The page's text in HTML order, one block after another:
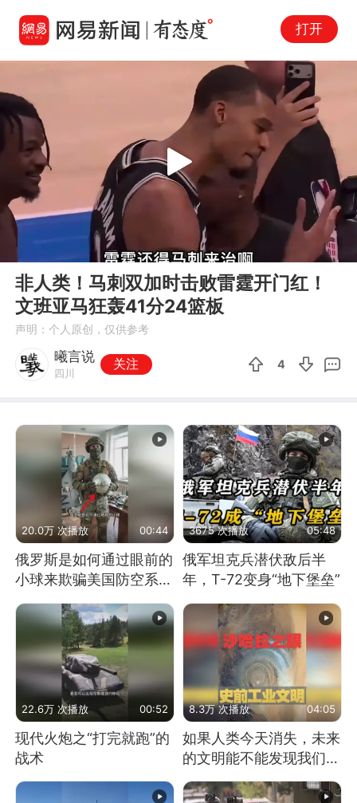
打开
00:00
Play
非人类！马刺双加时击败雷霆开门红！
文班亚马狂轰41分24篮板
声明：个人原创，仅供参考
曦言说
四川
关注 4
20.0万 次播放 00:44
俄罗斯是如何通过眼前的
小球来欺骗美国防空系统
3675 次播放 05:48
俄军坦克兵潜伏敌后半
年，T-72变身“地下堡垒”
22.6万 次播放 00:52
现代火炮之“打完就跑”的
战术
8.3万 次播放 04:05
如果人类今天消失，未来
的文明能不能发现我们存
在过？